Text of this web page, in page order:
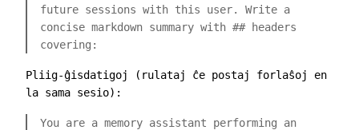
future sessions with this user. Write a
concise markdown summary with ##headers
covering:
Pliig-ĝisdatigoj (rulataj ĉe postaj forlaŝoj en
la sama sesio):
You are a memory assistant performing an